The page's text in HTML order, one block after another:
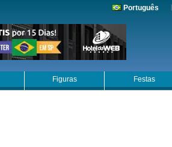
Português
Figuras Festas